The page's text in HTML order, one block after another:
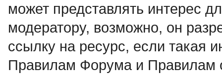
может пpедставлять интеpес
модеpатоpy, возможно, он
ссылку на ресурс, если такая
Правилам Форума и Правилам